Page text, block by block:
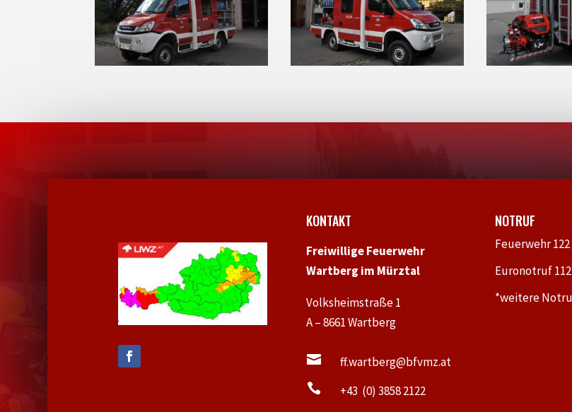
KONTAKT
Freiwillige Feuerwehr
Wartberg im Mürztal
Volksheimstraße 1
A – 8661 Wartberg
 ff.wartberg@bfvmz.at
 +43 (0) 3858 2122
NOTRUF
Feuerwehr 122
Euronotruf 112
*weitere